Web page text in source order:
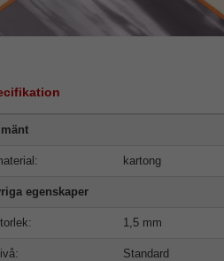
kartong
egenskaper
1,5 mm
Standard